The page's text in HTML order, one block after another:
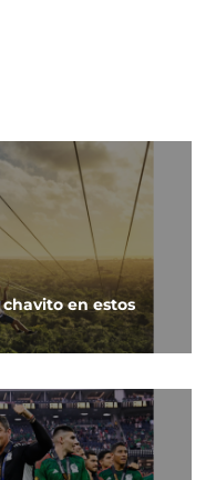
en estos